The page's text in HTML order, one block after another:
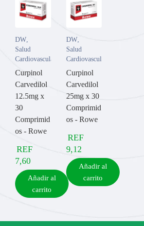
DW,
Salud
Cardiovascular
Curpinol
Carvedilol
12.5mg x
30
Comprimid
os - Rowe
REF
7,60
Añadir al
carrito
DW,
Salud
Cardiovascular
Curpinol
Carvedilol
25mg x 30
Comprimid
os - Rowe
REF
9,12
Añadir al
carrito